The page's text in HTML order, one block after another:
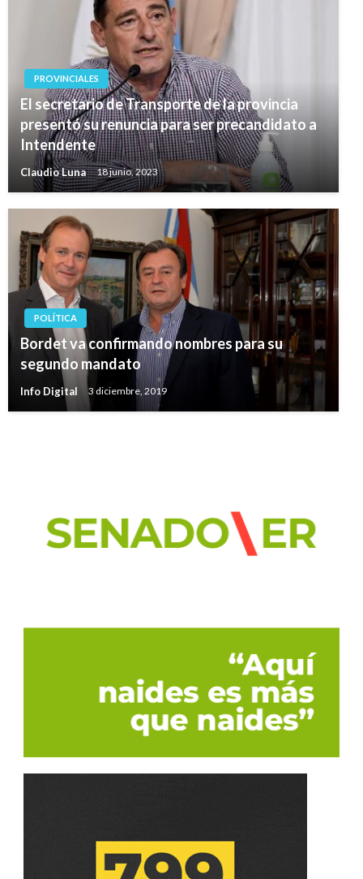
PROVINCIALES
El secretario de Transporte de la provincia
presentó su renuncia para ser precandidato a
Intendente
Claudio Luna 18 junio, 2023
POLÍTICA
Bordet va confirmando nombres para su
segundo mandato
Info Digital 3 diciembre, 2019